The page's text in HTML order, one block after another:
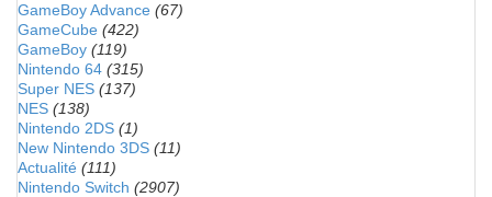
GameBoy Advance (67)
GameCube (422)
GameBoy (119)
Nintendo 64 (315)
Super NES (137)
NES (138)
Nintendo 2DS (1)
New Nintendo 3DS (11)
Actualité (111)
Nintendo Switch (2907)